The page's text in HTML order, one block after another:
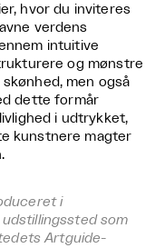
hvor du inviteres
verdens
intuitive
og mønstre
men også
dette formår
i udtrykket,
kunstnere magter
i
som
Artguide-